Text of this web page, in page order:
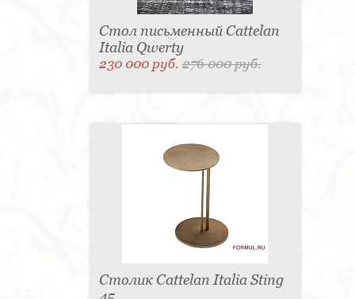
Стол письменный Cattelan
Italia Qwerty
230 000 руб.276 000 руб.
Столик Cattelan Italia Sting